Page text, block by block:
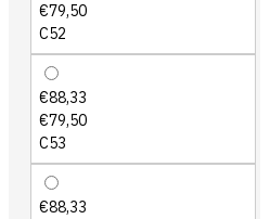
€79,50
C52
€88,33
€79,50
C53
€88,33